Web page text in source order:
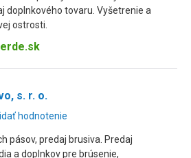
doplnkového tovaru. Vyšetrenie a
ostrosti.
s. r. o.
hodnotenie
pásov, predaj brusiva. Predaj
a doplnkov pre brúsenie,